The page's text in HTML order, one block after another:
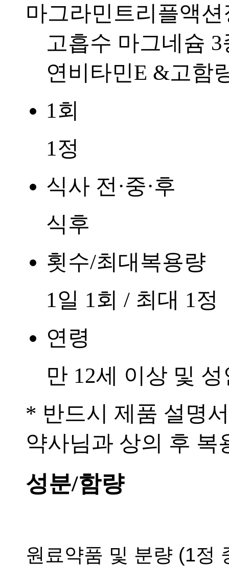
마그라민트리플액션
고흡수 마그네슘
연비타민E &고함
1회
1정
식사 전·중·후
식후
횟수/최대복용량
1일 1회 / 최대 1정
연령
만 12세 이상 및 성
* 반드시 제품 설명
약사님과 상의 후 복
성분/함량
원료약품 및 분량 (1정